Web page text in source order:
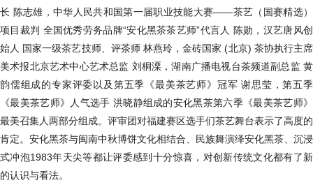
长 陈志雄，中华人民共和国第一届职业技能大赛——茶艺（国赛精选）
项目裁判 全国优秀劳务品牌“安化黑茶茶艺师”代言人 陈勋，汉艺唐风创
始人 国家一级茶艺技师、评茶师 林燕玲，金砖国家 (北京) 茶协执行主席
美术报北京艺术中心艺术总监 刘桐溧，湖南广播电视台茶频道副总监 黄
韵儒组成的专家评委以及第五季《最美茶艺师》冠军 谢思莹，第五季
《最美茶艺师》人气选手 洪晓静组成的安化黑茶第六季《最美茶艺师》
最美召集人两部分组成。评审团对福建赛区选手们茶艺舞台表示了高度的
肯定。安化黑茶与闽南中秋博饼文化相结合、民族舞演绎安化黑茶、沉浸
式冲泡1983年天尖等都让评委感到十分惊喜，对创新传统文化都有了新
的认识与看法。